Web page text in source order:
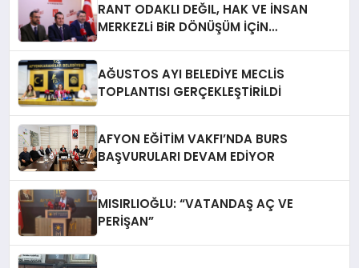
RANT ODAKLI DEĞIL, HAK VE İNSAN
MERKEZLi BiR DÖNÜŞÜM İÇiN
AĞUSTOS AYI BELEDİYE MECLİS
TOPLANTISI GERÇEKLEŞTİRİLDİ
AFYON EĞİTİM VAKFI’NDA BURS
BAŞVURULARI DEVAM EDİYOR
MISIRLIOĞLU: “VATANDAŞ AÇ VE
PERİŞAN”